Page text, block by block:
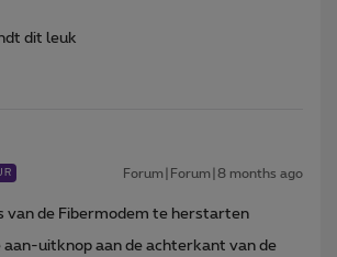
dit leuk
Forum|Forum|8 months ago
van de Fibermodem te herstarten
aan-uitknop aan de achterkant van de